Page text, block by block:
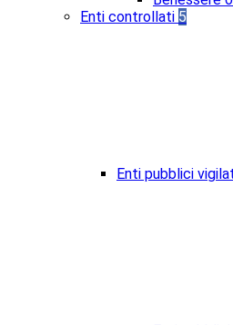
Enti controllati 5
Enti pubblici